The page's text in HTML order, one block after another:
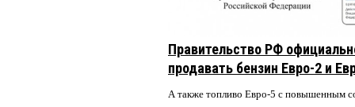
признался, и кто же
лишении без
Олег Лизгунов 25
Браво Буркову,
ещё такая Фадина
Правительство РФ
продавать бензин Евро-2 и
А также топливо Евро-5 с повышенным